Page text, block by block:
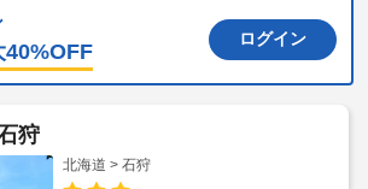
40%OFF
ログイン
狩
北海道 > 石狩